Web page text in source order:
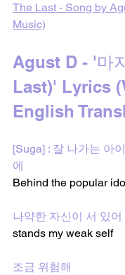
The Last - Song by
Music)
Agust D - '마
Last)' Lyrics
English
[Suga] : 잘 나가는 아
에
Behind the popular
나약한 자신이 서 있어
stands my weak self
조금 위험해